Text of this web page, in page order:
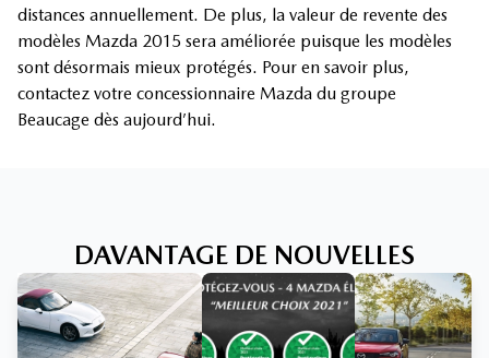
distances annuellement. De plus, la valeur de revente des
modèles Mazda 2015 sera améliorée puisque les modèles
sont désormais mieux protégés. Pour en savoir plus,
contactez votre concessionnaire Mazda du groupe
Beaucage dès aujourd’hui.
DAVANTAGE DE NOUVELLES